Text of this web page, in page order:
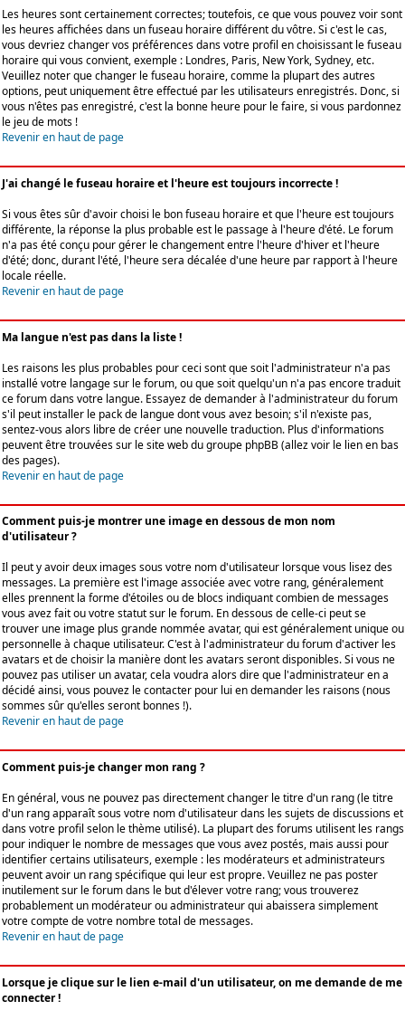
Les heures sont certainement correctes; toutefois, ce que vous pouvez voir sont
les heures affichées dans un fuseau horaire différent du vôtre. Si c'est le cas,
vous devriez changer vos préférences dans votre profil en choisissant le fuseau
horaire qui vous convient, exemple : Londres, Paris, New York, Sydney, etc.
Veuillez noter que changer le fuseau horaire, comme la plupart des autres
options, peut uniquement être effectué par les utilisateurs enregistrés. Donc, si
vous n'êtes pas enregistré, c'est la bonne heure pour le faire, si vous pardonnez
le jeu de mots !
Revenir en haut de page
J'ai changé le fuseau horaire et l'heure est toujours incorrecte !
Si vous êtes sûr d'avoir choisi le bon fuseau horaire et que l'heure est toujours
différente, la réponse la plus probable est le passage à l'heure d'été. Le forum
n'a pas été conçu pour gérer le changement entre l'heure d'hiver et l'heure
d'été; donc, durant l'été, l'heure sera décalée d'une heure par rapport à l'heure
locale réelle.
Revenir en haut de page
Ma langue n'est pas dans la liste !
Les raisons les plus probables pour ceci sont que soit l'administrateur n'a pas
installé votre langage sur le forum, ou que soit quelqu'un n'a pas encore traduit
ce forum dans votre langue. Essayez de demander à l'administrateur du forum
s'il peut installer le pack de langue dont vous avez besoin; s'il n'existe pas,
sentez-vous alors libre de créer une nouvelle traduction. Plus d'informations
peuvent être trouvées sur le site web du groupe phpBB (allez voir le lien en bas
des pages).
Revenir en haut de page
Comment puis-je montrer une image en dessous de mon nom
d'utilisateur ?
Il peut y avoir deux images sous votre nom d'utilisateur lorsque vous lisez des
messages. La première est l'image associée avec votre rang, généralement
elles prennent la forme d'étoiles ou de blocs indiquant combien de messages
vous avez fait ou votre statut sur le forum. En dessous de celle-ci peut se
trouver une image plus grande nommée avatar, qui est généralement unique ou
personnelle à chaque utilisateur. C'est à l'administrateur du forum d'activer les
avatars et de choisir la manière dont les avatars seront disponibles. Si vous ne
pouvez pas utiliser un avatar, cela voudra alors dire que l'administrateur en a
décidé ainsi, vous pouvez le contacter pour lui en demander les raisons (nous
sommes sûr qu'elles seront bonnes !).
Revenir en haut de page
Comment puis-je changer mon rang ?
En général, vous ne pouvez pas directement changer le titre d'un rang (le titre
d'un rang apparaît sous votre nom d'utilisateur dans les sujets de discussions et
dans votre profil selon le thème utilisé). La plupart des forums utilisent les rangs
pour indiquer le nombre de messages que vous avez postés, mais aussi pour
identifier certains utilisateurs, exemple : les modérateurs et administrateurs
peuvent avoir un rang spécifique qui leur est propre. Veuillez ne pas poster
inutilement sur le forum dans le but d'élever votre rang; vous trouverez
probablement un modérateur ou administrateur qui abaissera simplement
votre compte de votre nombre total de messages.
Revenir en haut de page
Lorsque je clique sur le lien e-mail d'un utilisateur, on me demande de me
connecter !